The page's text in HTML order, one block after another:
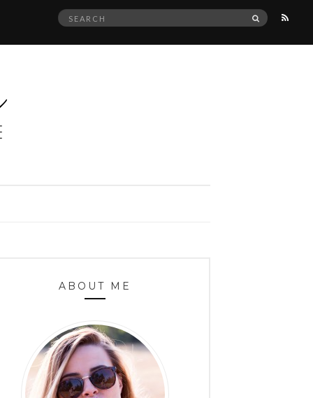
Search
SEARCH
ABOUT ME